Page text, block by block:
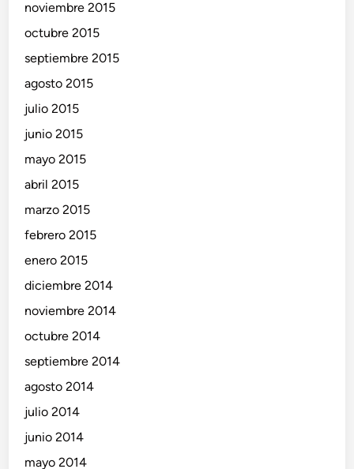
noviembre 2015
octubre 2015
septiembre 2015
agosto 2015
julio 2015
junio 2015
mayo 2015
abril 2015
marzo 2015
febrero 2015
enero 2015
diciembre 2014
noviembre 2014
octubre 2014
septiembre 2014
agosto 2014
julio 2014
junio 2014
mayo 2014